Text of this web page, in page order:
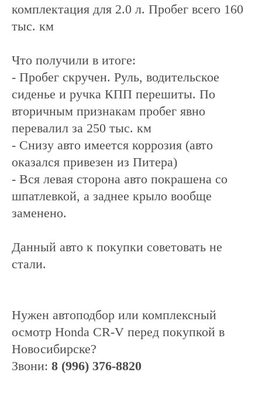
комплектация для 2.0 л. Пробег всего 160
тыс. км
Что получили в итоге:
- Пробег скручен. Руль, водительское
сиденье и ручка КПП перешиты. По
вторичным признакам пробег явно
перевалил за 250 тыс. км
- Снизу авто имеется коррозия (авто
оказался привезен из Питера)
- Вся левая сторона авто покрашена со
шпатлевкой, а заднее крыло вообще
заменено.
Данный авто к покупки советовать не
стали.
Нужен автоподбор или комплексный
осмотр Honda CR-V перед покупкой в
Новосибирске?
Звони: 8 (996) 376-8820